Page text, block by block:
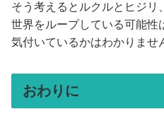
そう考えるとルクルとヒジ
世界をループしている可能性
気付いているかはわかりませ
おわりに